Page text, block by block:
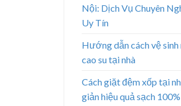
Nội: Dịch Vụ Chuyên
Uy Tín
Hướng dẫn cách vệ sinh
cao su tại nhà
Cách giặt đệm xốp tại
giản hiệu quả sạch 100%